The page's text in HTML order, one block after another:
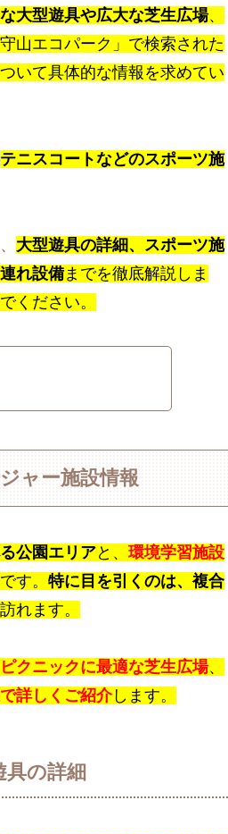
大型遊具や広大な芝生広場、
山エコパーク」で検索された
いて具体的な情報を求めてい
テニスコートなどのスポーツ施
大型遊具の詳細、スポーツ施
れ設備までを徹底解説しま
ください。
ャー施設情報
公園エリアと、 環境学習施設
す。 特に目を引くのは、複合
れます。
ピクニックに最適な芝生広場、
詳しくご紹介します。
の詳細